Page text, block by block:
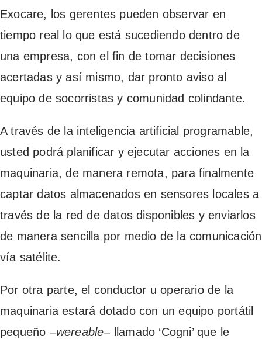
Exocare, los gerentes pueden observar en
tiempo real lo que está sucediendo dentro de
una empresa, con el fin de tomar decisiones
acertadas y así mismo, dar pronto aviso al
equipo de socorristas y comunidad colindante.
A través de la inteligencia artificial programable,
usted podrá planificar y ejecutar acciones en la
maquinaria, de manera remota, para finalmente
captar datos almacenados en sensores locales a
través de la red de datos disponibles y enviarlos
de manera sencilla por medio de la comunicación
vía satélite.
Por otra parte, el conductor u operario de la
maquinaria estará dotado con un equipo portátil
pequeño –wereable– llamado ‘Cogni’ que le